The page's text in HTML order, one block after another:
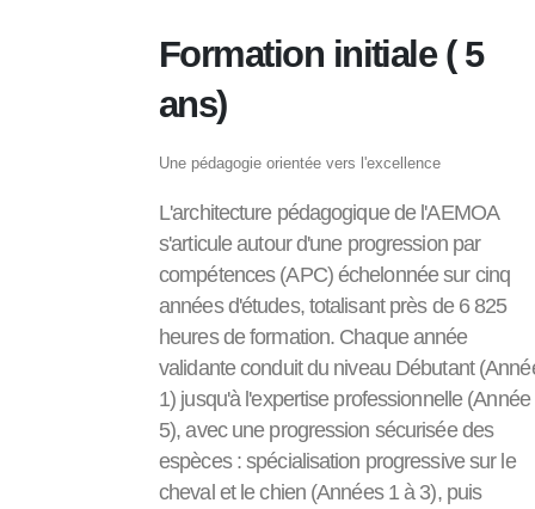
Formation initiale ( 5
ans)
Une pédagogie orientée vers l'excellence
L'architecture pédagogique de l'AEMOA
s'articule autour d'une progression par
compétences (APC) échelonnée sur cinq
années d'études, totalisant près de 6 825
heures de formation. Chaque année
validante conduit du niveau Débutant
1) jusqu'à l'expertise professionnelle (Année
5), avec une progression sécurisée des
espèces : spécialisation progressive sur le
cheval et le chien (Années 1 à 3), puis